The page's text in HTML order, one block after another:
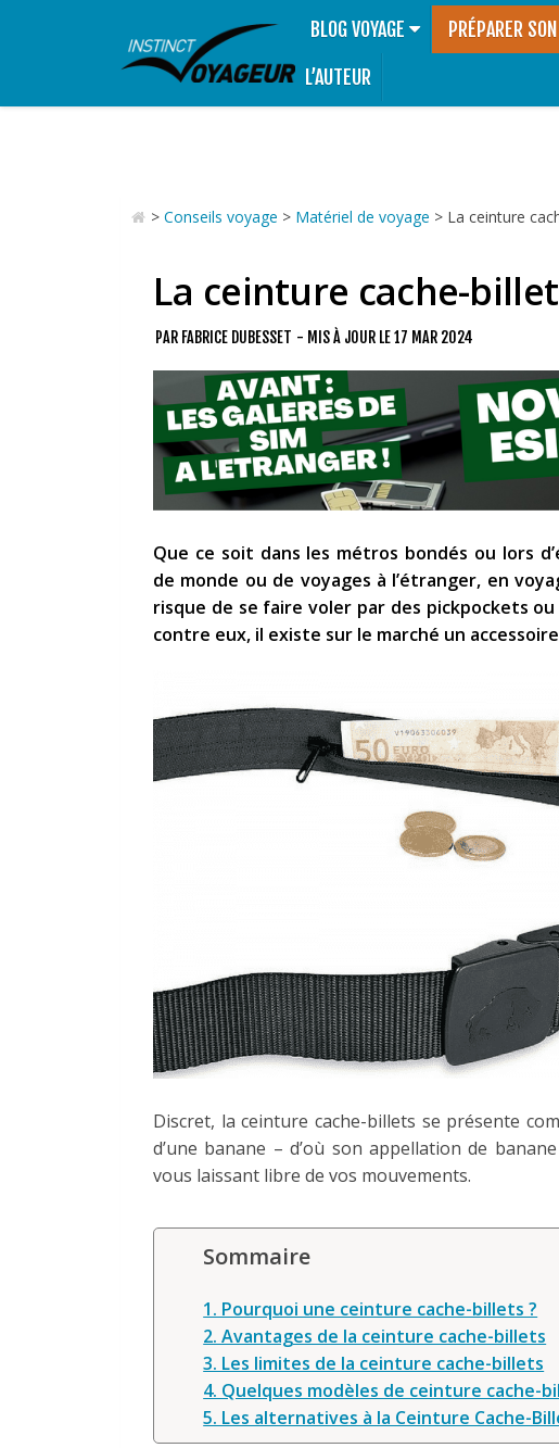
BLOG VOYAGE PRÉPARER
L’AUTEUR
> Conseils voyage > Matériel de voyage > La ceinture
La ceinture cache-
PAR FABRICE DUBESSET - MIS À JOUR LE17 MAR 2024
Que ce soit dans les métros bondés ou lors
de monde ou de voyages à l’étranger, en
risque de se faire voler par des pickpockets
contre eux, il existe sur le marché un
Discret, la ceinture cache-billets se présente
d’une banane – d’où son appellation de
vous laissant libre de vos mouvements.
Sommaire
1. Pourquoi une ceinture cache-billets ?
2. Avantages de la ceinture cache-billets
3. Les limites de la ceinture cache-billets
4. Quelques modèles de ceinture cache-
5. Les alternatives à la Ceinture Cache-